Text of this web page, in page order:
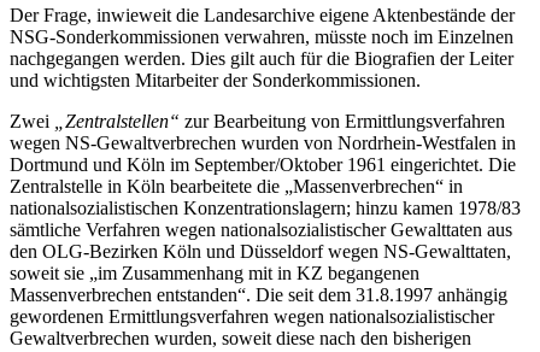
Der Frage, inwieweit die Landesarchive eigene Aktenbestände der
NSG-Sonderkommissionen verwahren, müsste noch im Einzelnen
nachgegangen werden. Dies gilt auch für die Biografien der Leiter
Zwei„Zentralstellen“zur Bearbeitung von Ermittlungsverfahren
wegen NS-Gewaltverbrechen wurden von Nordrhein-Westfalen in
Dortmund und Köln im September/Oktober 1961 eingerichtet. Die
Zentralstelle in Köln bearbeitete die „Massenverbrechen“ in
nationalsozialistischen Konzentrationslagern; hinzu kamen 1978/83
sämtliche Verfahren wegen nationalsozialistischer Gewalttaten aus
den OLG-Bezirken Köln und Düsseldorf wegen NS-Gewalttaten,
soweit sie „im Zusammenhang mit in KZ begangenen
Massenverbrechen entstanden“. Die seit dem 31.8.1997 anhängig
gewordenen Ermittlungsverfahren wegen nationalsozialistischer